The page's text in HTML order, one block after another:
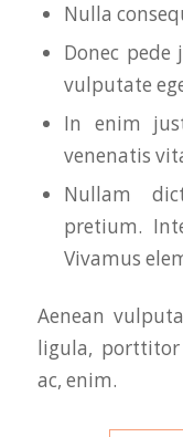
Nulla
Donec
vulputate
In enim
venenatis
Nullam
pretium.
Vivamus
Aenean
ligula, porttitor
ac, enim.